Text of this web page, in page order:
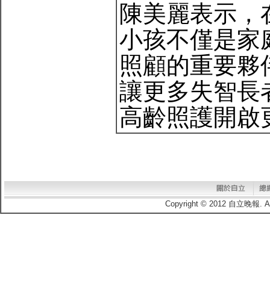
陳美麗表示
小孩不僅是家
照顧的重要夥
讓更多失智長
高齡照護開啟
Copyright © 2012 自立晚報.